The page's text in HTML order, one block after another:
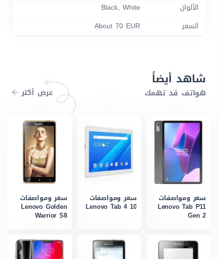
الألوان
Black, White
السعر
About 70 EUR
شاهد أيضاً
هواتف قد تهمك عرض أكتر
سعر ومواصفات
Lenovo Tab P11
Gen 2
سعر ومواصفات
Lenovo Tab 4 10
سعر ومواصفات
Lenovo Golden
Warrior S8